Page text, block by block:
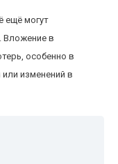
ещё могут
Вложение в
особенно в
изменений в